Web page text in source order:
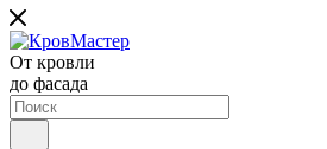
От кровли
до фасада